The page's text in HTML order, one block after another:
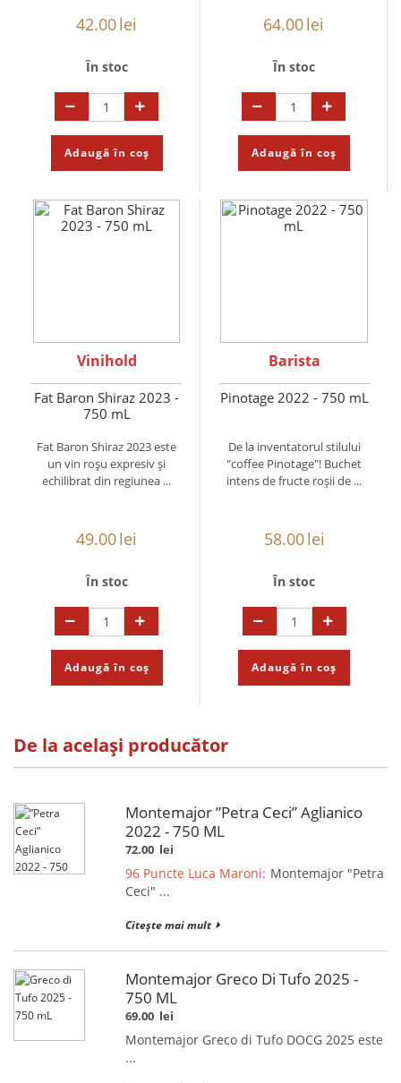
42.00lei
În stoc
Adaugă în coș
64.00lei
În stoc
Adaugă în coș
Vinihold
Fat Baron Shiraz 2023 -
750 mL
Fat Baron Shiraz 2023 este
un vin roșu expresiv și
echilibrat din regiunea ...
49.00lei
În stoc
Adaugă în coș
Barista
Pinotage 2022 - 750 mL
De la inventatorul stilului
"coffee Pinotage"! Buchet
intens de fructe roșii de ...
58.00lei
În stoc
Adaugă în coș
De la același producător
Montemajor ”Petra Ceci” Aglianico
2022 - 750 ML
72.00 lei
96 Puncte Luca Maroni: Montemajor "Petra
Ceci" ...
Citește mai mult
Montemajor Greco Di Tufo 2025 -
750 ML
69.00 lei
Montemajor Greco di Tufo DOCG 2025 este
...